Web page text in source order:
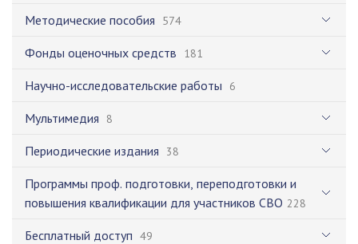
Методические пособия 574
Фонды оценочных средств 181
Научно-исследовательские работы 6
Мультимедия 8
Периодические издания 38
Программы проф. подготовки, переподготовки и
повышения квалификации для участников СВО 228
Бесплатный доступ 49